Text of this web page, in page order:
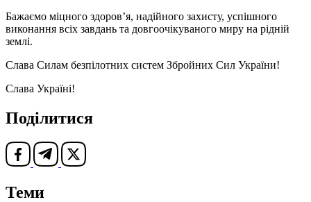
Бажаємо міцного здоров’я, надійного захисту, успішного
виконання всіх завдань та довгоочікуваного миру на рідній
землі.
Слава Силам безпілотних систем Збройних Сил України!
Слава Україні!
Поділитися
Теми